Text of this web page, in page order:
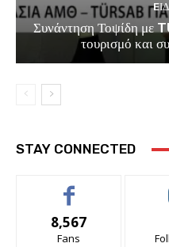
Συνάντηση Τοψίδη με
τουρισμό και
STAY CONNECTED
8,567
Fans